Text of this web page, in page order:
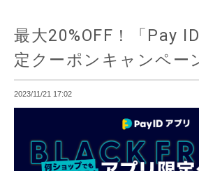
最大20%OFF！「Pay
定クーポンキャンペー
2023/11/21 17:02